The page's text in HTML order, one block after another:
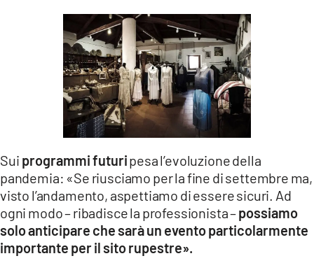
Sui programmi futuripesa l’evoluzione della
pandemia: «Se riusciamo per la fine di settembre ma,
visto l’andamento, aspettiamo di essere sicuri. Ad
ogni modo – ribadisce la professionista –possiamo
solo anticipare che sarà un evento particolarmente
importante per il sito rupestre».